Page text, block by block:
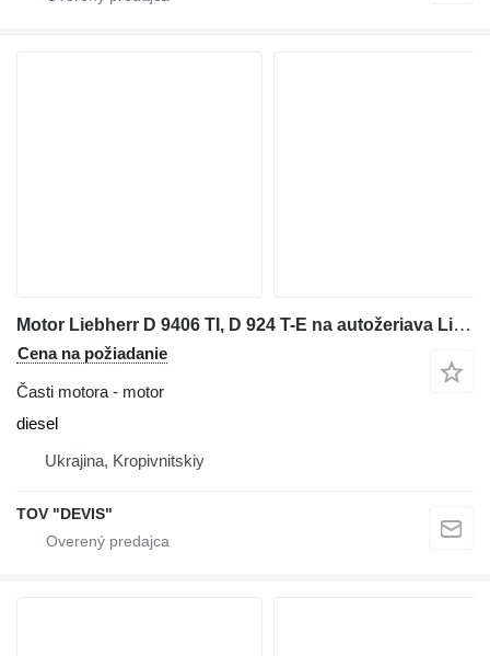
Motor Liebherr D 9406 TI, D 924 T-E na autožeriava Liebherr LTM1090
Cena na požiadanie
Časti motora - motor
diesel
Ukrajina, Kropivnitskiy
TOV "DEVIS"